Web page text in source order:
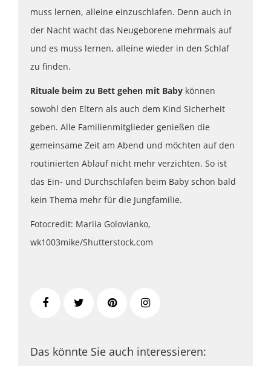
muss lernen, alleine einzuschlafen. Denn auch in
der Nacht wacht das Neugeborene mehrmals auf
und es muss lernen, alleine wieder in den Schlaf
zu finden.
Rituale beim zu Bett gehen mit Baby können
sowohl den Eltern als auch dem Kind Sicherheit
geben. Alle Familienmitglieder genießen die
gemeinsame Zeit am Abend und möchten auf den
routinierten Ablauf nicht mehr verzichten. So ist
das Ein- und Durchschlafen beim Baby schon bald
kein Thema mehr für die Jungfamilie.
Fotocredit: Mariia Golovianko,
wk1003mike/Shutterstock.com
Das könnte Sie auch interessieren: